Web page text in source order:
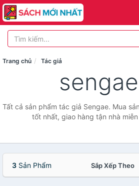
Trang chủ Tác giả
sengae
Tất cả sản phẩm tác giả Sengae. Mua
tốt nhất, giao hàng tận nhà
3 Sản Phẩm Sắp Xếp Theo